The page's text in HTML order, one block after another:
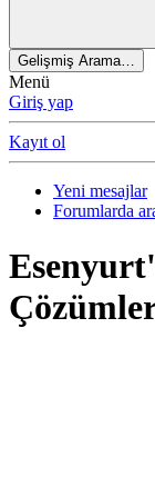
Gelişmiş Arama…
Menü
Giriş yap
Kayıt ol
Yeni mesajlar
Forumlarda